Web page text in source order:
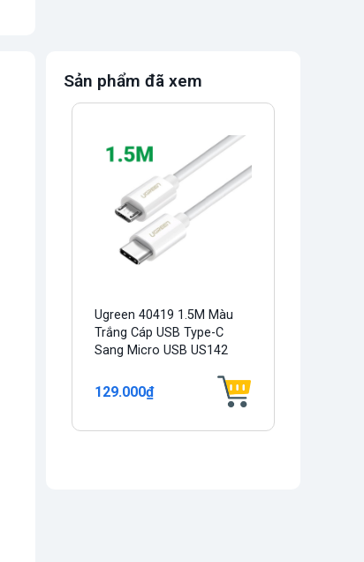
Sản phẩm đã xem
Ugreen 40419 1.5M Màu
Trắng Cáp USB Type-C
Sang Micro USB US142
129.000₫